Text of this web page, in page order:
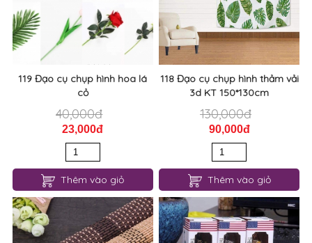
119 Đạo cụ chụp hình hoa lá
cỏ
40,000đ
23,000đ
Thêm vào giỏ
118 Đạo cụ chụp hình thảm vải
3d KT 150*130cm
130,000đ
90,000đ
Thêm vào giỏ